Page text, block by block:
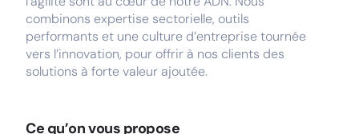
combinons expertise sectorielle, outils
performants et une culture d’entreprise tournée
vers l’innovation, pour offrir à nos clients des
solutions à forte valeur ajoutée.
Ce qu’on vous propose